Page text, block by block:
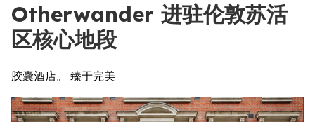
Otherwander 进驻伦敦苏活
区核心地段
胶囊酒店。 臻于完美